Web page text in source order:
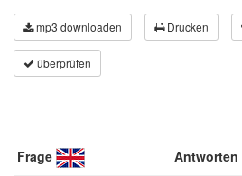
mp3 downloaden Drucken
überprüfen
Frage Antworten